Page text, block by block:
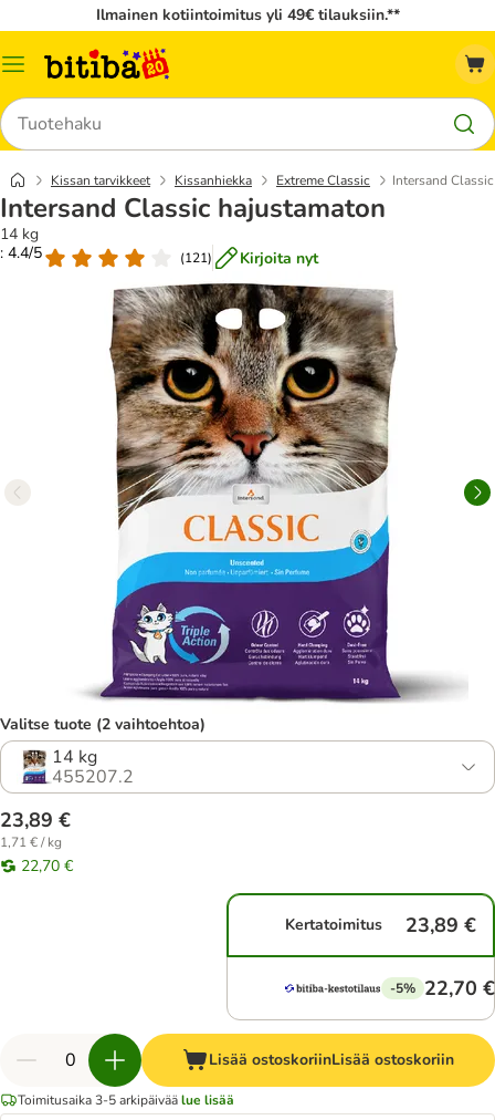
Ilmainen kotiintoimitus yli 49€ tilauksiin.**
Katalogivalikko
Hae
Kissan tarvikkeet Kissanhiekka Extreme Classic Intersand
Intersand Classic hajustamaton
14 kg
: 4.4/5
(121) Kirjoita nyt
Valitse tuote (2 vaihtoehtoa)
14 kg
455207.2
23,89 €
1,71 € / kg
22,70 €
Kertatoimitus 23,89 €
-5% 22,70 €
Lisää ostoskoriinLisää ostoskoriin
Toimitusaika 3-5 arkipäiväälue lisää